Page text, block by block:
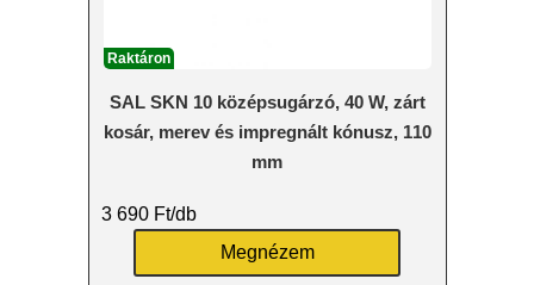
Raktáron
SAL SKN 10 középsugárzó, 40 W, zárt
kosár, merev és impregnált kónusz, 110
mm
3 690 Ft/db
Megnézem